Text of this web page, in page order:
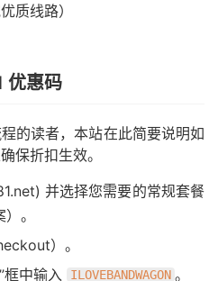
质线路）
优惠码
的读者，本站在此简要说明如
保折扣生效。
并选择您需要的常规套餐
。
）。
中输入
ILOVEBANDWAGON 。